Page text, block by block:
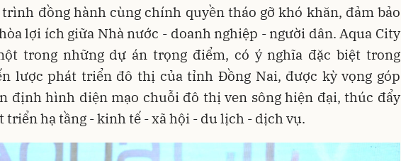
trình đồng hành cùng chính quyền tháo gỡ khó khăn, đảm bảo
lợi ích giữa Nhà nước - doanh nghiệp - người dân. Aqua City
trong những dự án trọng điểm, có ý nghĩa đặc biệt trong
lược phát triển đô thị của tỉnh Đồng Nai, được kỳ vọng góp
định hình diện mạo chuỗi đô thị ven sông hiện đại, thúc đẩy
triển hạ tầng - kinh tế - xã hội - du lịch - dịch vụ.